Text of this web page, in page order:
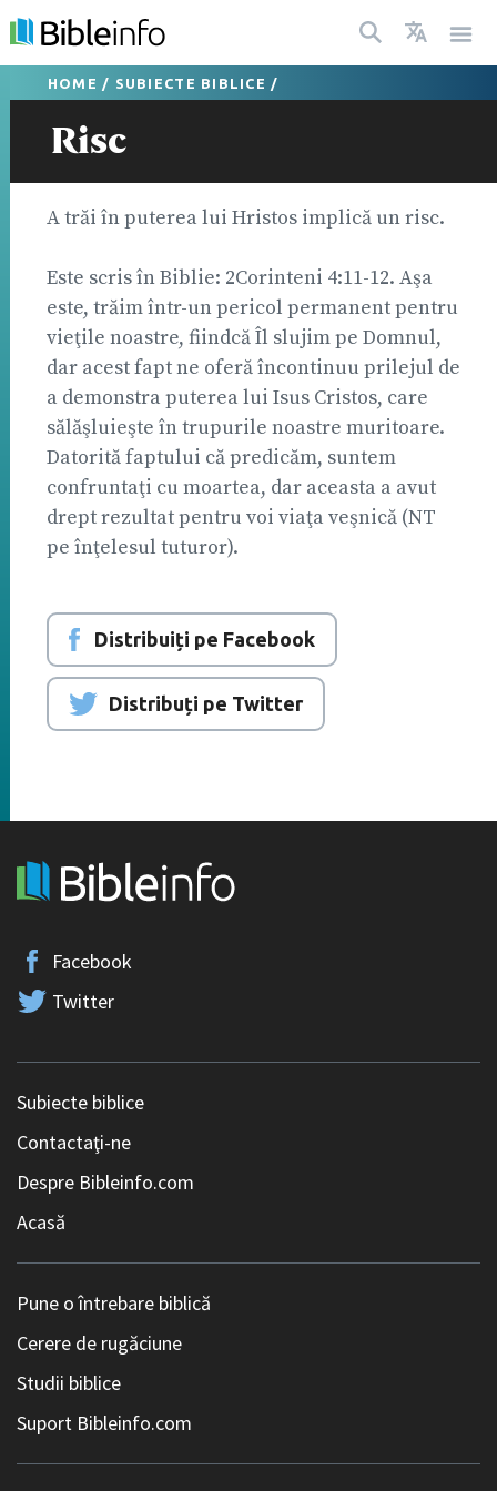
HOME / SUBIECTE BIBLICE /
Risc
A trăi în puterea lui Hristos implică un risc.
Este scris în Biblie: 2Corinteni 4:11-12. Aşa
este, trăim într-un pericol permanent pentru
vieţile noastre, fiindcă Îl slujim pe Domnul,
dar acest fapt ne oferă încontinuu prilejul de
a demonstra puterea lui Isus Cristos, care
sălăşluieşte în trupurile noastre muritoare.
Datorită faptului că predicăm, suntem
confruntaţi cu moartea, dar aceasta a avut
drept rezultat pentru voi viaţa veşnică (NT
pe înţelesul tuturor).
Distribuiți pe Facebook
Distribuți pe Twitter
Facebook
Twitter
Subiecte biblice
Contactaţi-ne
Despre Bibleinfo.com
Acasă
Pune o întrebare biblică
Cerere de rugăciune
Studii biblice
Suport Bibleinfo.com